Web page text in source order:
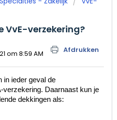
VvE-verzekering?
Afdrukken
om 8:59 AM
in ieder geval de
verzekering. Daarnaast kun je
dekkingen als: